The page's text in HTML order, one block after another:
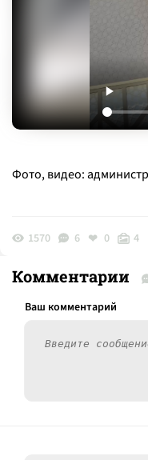
Фото, видео:
1570 6 0 4
Комментарии